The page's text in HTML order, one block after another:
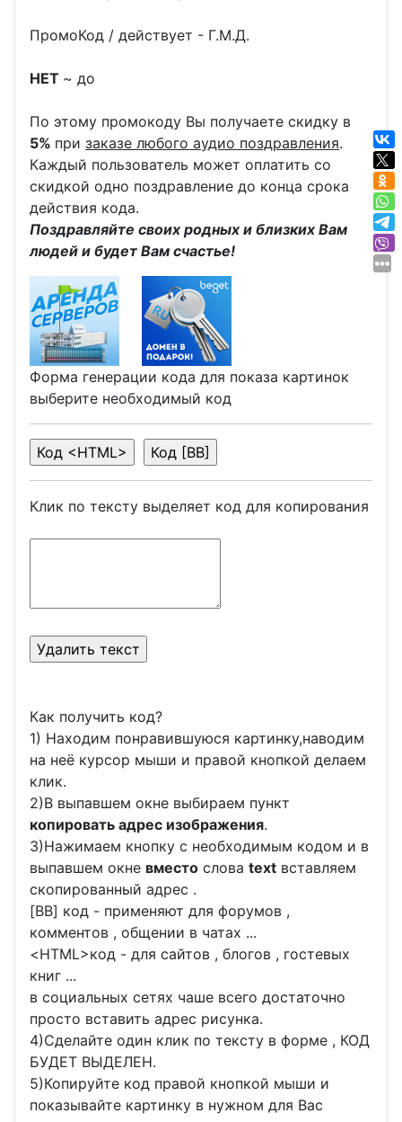
ПромоКод / действует - Г.М.Д.
НЕТ ~ до
По этому промокоду Вы получаете скидку в
5% при заказе любого аудио поздравления.
Каждый пользователь может оплатить со
скидкой одно поздравление до конца срока
действия кода.
Поздравляйте своих родных и близких Вам
людей и будет Вам счастье!
Форма генерации кода для показа картинок
выберите необходимый код
Клик по тексту выделяет код для копирования
Как получить код?
1) Находим понравившуюся картинку,наводим
на неё курсор мыши и правой кнопкой делаем
клик.
2)В выпавшем окне выбираем пункт
копировать адрес изображения.
3)Нажимаем кнопку с необходимым кодом и в
выпавшем окне вместо слова text вставляем
скопированный адрес .
[BB] код - применяют для форумов ,
комментов , общении в чатах ...
<HTML>код - для сайтов , блогов , гостевых
книг ...
в социальных сетях чаше всего достаточно
просто вставить адрес рисунка.
4)Сделайте один клик по тексту в форме , КОД
БУДЕТ ВЫДЕЛЕН.
5)Копируйте код правой кнопкой мыши и
показывайте картинку в нужном для Вас